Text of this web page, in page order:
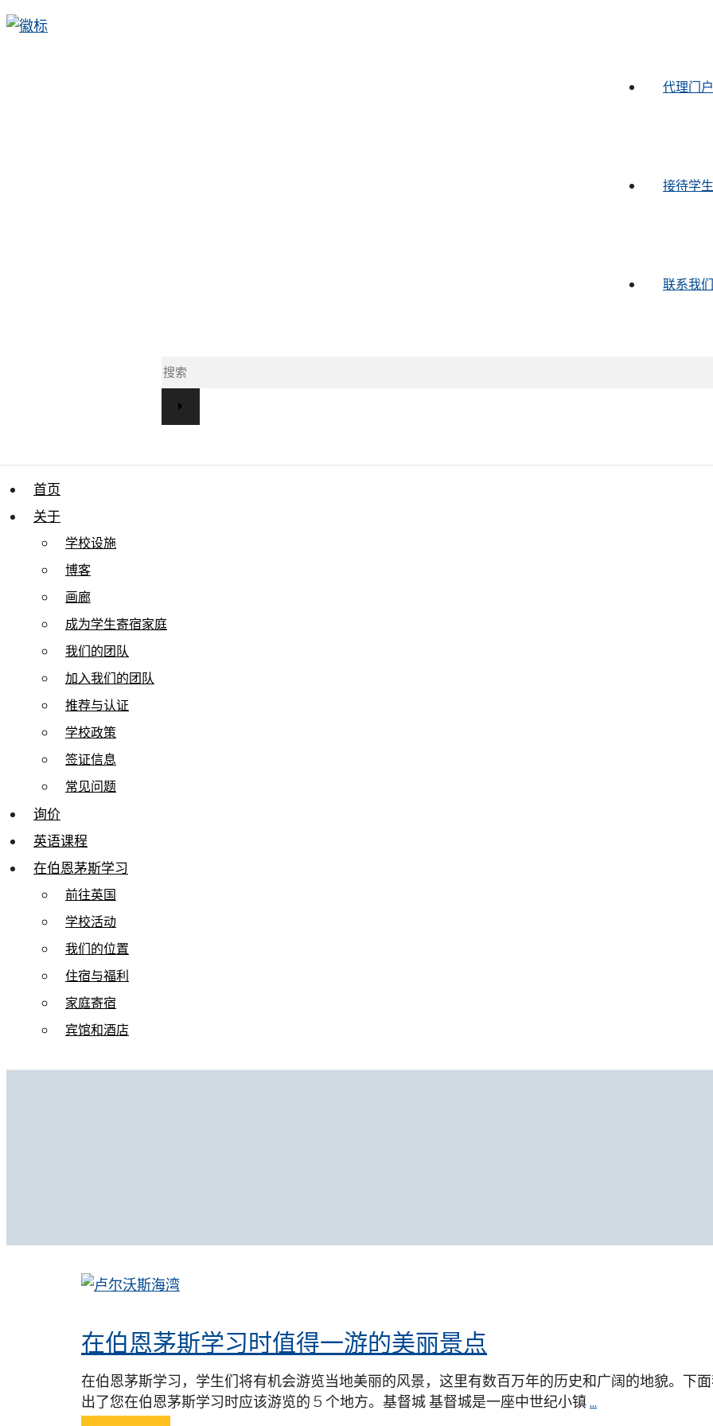
代理门
接待学生
联系我们
首页
关于
学校设施
博客
画廊
成为学生寄宿家庭
我们的团队
加入我们的团队
推荐与认证
学校政策
签证信息
常见问题
询价
英语课程
在伯恩茅斯学习
前往英国
学校活动
我们的位置
住宿与福利
家庭寄宿
宾馆和酒店
在伯恩茅斯学习时值得一游的美丽景点
在伯恩茅斯学习，学生们将有机会游览当地美丽的风景，这里有数百万年的历史和广阔的地貌。下
出了您在伯恩茅斯学习时应该游览的 5 个地方。基督城 基督城是一座中世纪小镇...